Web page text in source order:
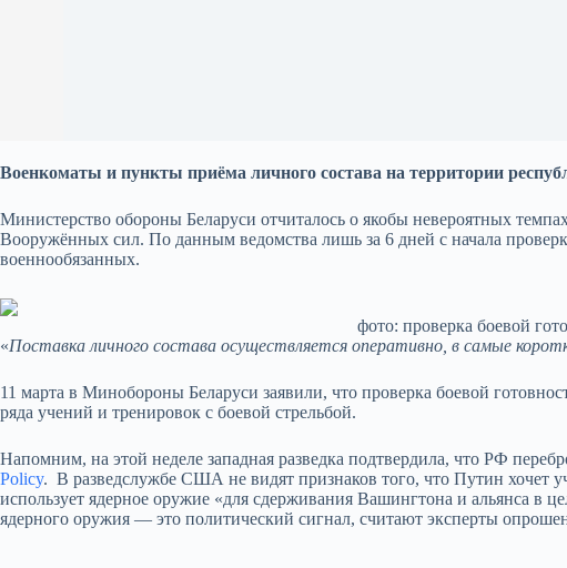
Военкоматы и пункты приёма личного состава на территории
Министерство обороны Беларуси отчиталось о якобы невероятных
Вооружённых сил. По данным ведомства лишь за 6 дней с начала
военнообязанных.
фото: проверка боевой
«Поставка личного состава осуществляется оперативно, в самые
11 марта в Минобороны Беларуси заявили, что проверка боевой
ряда учений и тренировок с боевой стрельбой.
Напомним, на этой неделе западная разведка подтвердила, что РФ
Policy. В разведслужбе США не видят признаков того, что Путин хочет
использует ядерное оружие «для сдерживания Вашингтона и альянса в
ядерного оружия — это политический сигнал, считают эксперты